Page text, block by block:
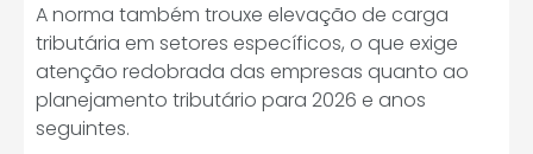
A norma também trouxe elevação de carga
tributária em setores específicos, o que exige
atenção redobrada das empresas quanto ao
planejamento tributário para 2026 e anos
seguintes.